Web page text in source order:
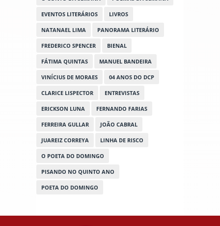
EVENTOS LITERÁRIOS LIVROS
NATANAEL LIMA PANORAMA LITERÁRIO
FREDERICO SPENCER BIENAL
FÁTIMA QUINTAS MANUEL BANDEIRA
VINÍCIUS DE MORAES 04 ANOS DO DCP
CLARICE LISPECTOR ENTREVISTAS
ERICKSON LUNA FERNANDO FARIAS
FERREIRA GULLAR JOÃO CABRAL
JUAREIZ CORREYA LINHA DE RISCO
O POETA DO DOMINGO
PISANDO NO QUINTO ANO
POETA DO DOMINGO